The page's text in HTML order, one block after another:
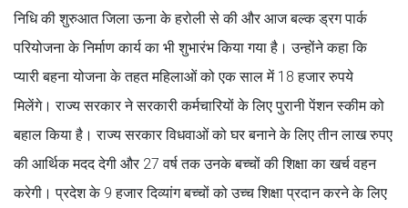
निधि की शुरुआत जिला ऊना के हरोली से की और आज बल्क ड्रग पार्क
परियोजना के निर्माण कार्य का भी शुभारंभ किया गया है। उन्होंने कहा कि
प्यारी बहना योजना के तहत महिलाओं को एक साल में 18 हजार रुपये
मिलेंगे। राज्य सरकार ने सरकारी कर्मचारियों के लिए पुरानी पेंशन स्कीम को
बहाल किया है। राज्य सरकार विधवाओं को घर बनाने के लिए तीन लाख रुपए
की आर्थिक मदद देगी और 27 वर्ष तक उनके बच्चों की शिक्षा का खर्च वहन
करेगी। प्रदेश के 9 हजार दिव्यांग बच्चों को उच्च शिक्षा प्रदान करने के लिए